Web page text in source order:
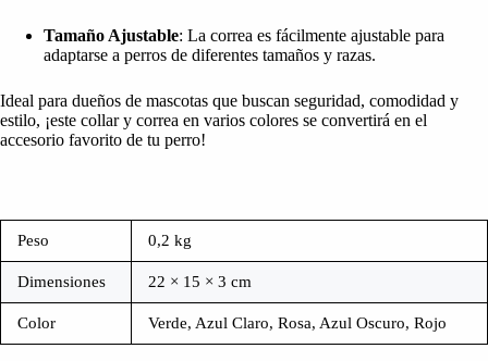
Tamaño Ajustable: La correa es fácilmente ajustable para
adaptarse a perros de diferentes tamaños y razas.
Ideal para dueños de mascotas que buscan seguridad, comodidad y
estilo, ¡este collar y correa en varios colores se convertirá en el
accesorio favorito de tu perro!
Peso 0,2 kg
Dimensiones 22 × 15 × 3 cm
Color Verde, Azul Claro, Rosa, Azul Oscuro, Rojo